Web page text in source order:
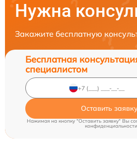
Нужна
Закажите бесплатную
Бесплатная
специалистом
Оставить
Нажимая на кнопку "Оставить заявку" Вы
конфиденциальности